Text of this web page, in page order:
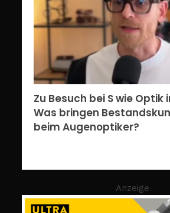
Zu Besuch bei S wie Optik
Was bringen
beim Augenoptiker?
Anzeige